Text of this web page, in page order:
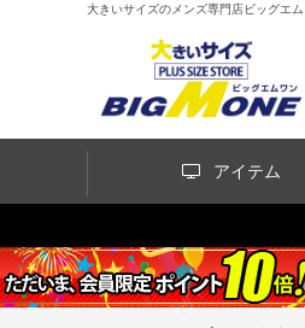
大きいサイズのメンズ専門店ビッグエ
アイテム